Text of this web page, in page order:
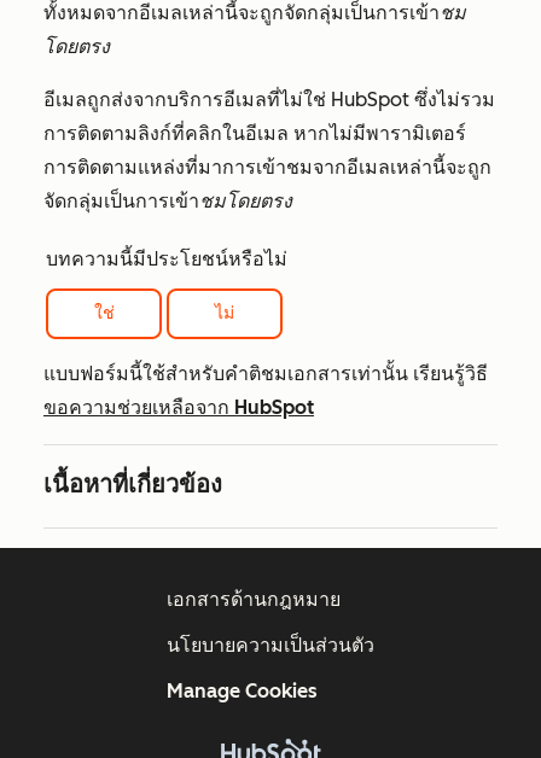
ทั้งหมดจากอีเมลเหล่านี้จะถูกจัดกลุ่มเป็นการเข้าชม
โดยตรง
อีเมลถูกส่งจากบริการอีเมลที่ไม่ใช่ HubSpot ซึ่งไม่รวม
การติดตามลิงก์ที่คลิกในอีเมล หากไม่มีพารามิเตอร์
การติดตามแหล่งที่มาการเข้าชมจากอีเมลเหล่านี้จะถูก
จัดกลุ่มเป็นการเข้าชมโดยตรง
บทความนี้มีประโยชน์หรือไม่
ใช่ ไม่
แบบฟอร์มนี้ใช้สำหรับคำติชมเอกสารเท่านั้น เรียนรู้วิธี
ขอความช่วยเหลือจาก HubSpot
เนื้อหาที่เกี่ยวข้อง
เอกสารด้านกฎหมาย
นโยบายความเป็นส่วนตัว
Manage Cookies